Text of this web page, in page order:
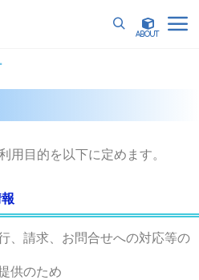
詳細
用目的を以下に定めます。
、請求、お問合せへの対応等の
供のため